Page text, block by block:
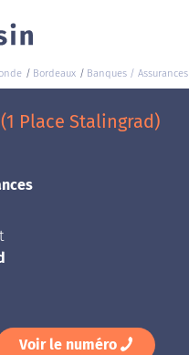
Bordeaux Banques / Assurances
Place Stalingrad)
Voir le numéro